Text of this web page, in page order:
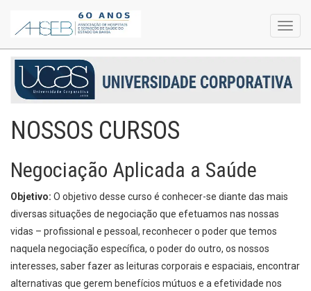
NOSSOS CURSOS
Negociação Aplicada a Saúde
Objetivo: O objetivo desse curso é conhecer-se diante das mais
diversas situações de negociação que efetuamos nas nossas
vidas – profissional e pessoal, reconhecer o poder que temos
naquela negociação específica, o poder do outro, os nossos
interesses, saber fazer as leituras corporais e espaciais, encontrar
alternativas que gerem benefícios mútuos e a efetividade nos